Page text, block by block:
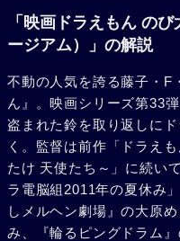
「映画ドラえもん の
ージアム）」の解説
不動の人気を誇る藤子・F
ん』。映画シリーズ第33
盗まれた鈴を取り返しに
く。監督は前作「ドラえ
たけ 天使たち～」に続い
ラ電脳組2011年の夏休み
しメルヘン劇場』の大原
み、『輪るピングドラム